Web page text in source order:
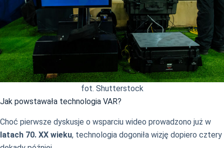
fot. Shutterstock
Jak powstawała technologia VAR?
Choć pierwsze dyskusje o wsparciu wideo prowadzono już w
latach 70. XX wieku, technologia dogoniła wizję dopiero cztery